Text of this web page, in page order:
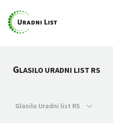
GLASILO URADNI LIST RS
Glasilo Uradni list RS